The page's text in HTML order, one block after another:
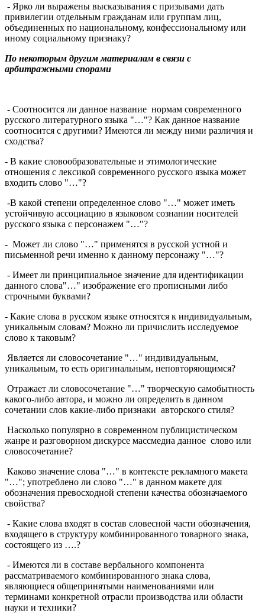
- Ярко ли выражены высказывания с призывами дать
привилегии отдельным гражданам или группам лиц,
объединенных по национальному, конфессиональному или
иному социальному признаку?
По некоторым другим материалам в связи с
арбитражными спорами
- Соотносится ли данное название нормам современного
русского литературного языка "…"? Как данное название
соотносится с другими? Имеются ли между ними различия и
сходства?
- В какие словообразовательные и этимологические
отношения с лексикой современного русского языка может
входить слово "…"?
-В какой степени определенное слово "…" может иметь
устойчивую ассоциацию в языковом сознании носителей
русского языка с персонажем "…"?
- Может ли слово "…" применятся в русской устной и
письменной речи именно к данному персонажу "…"?
- Имеет ли принципиальное значение для идентификации
данного слова"…" изображение его прописными либо
строчными буквами?
- Какие слова в русском языке относятся к индивидуальным,
уникальным словам? Можно ли причислить исследуемое
слово к таковым?
Является ли словосочетание "…" индивидуальным,
уникальным, то есть оригинальным, неповторяющимся?
Отражает ли словосочетание "…" творческую самобытность
какого-либо автора, и можно ли определить в данном
сочетании слов какие-либо признаки авторского стиля?
Насколько популярно в современном публицистическом
жанре и разговорном дискурсе массмедиа данное слово или
словосочетание?
Каково значение слова "…" в контексте рекламного макета
"…"; употреблено ли слово "…" в данном макете для
обозначения превосходной степени качества обозначаемого
свойства?
- Какие слова входят в состав словесной части обозначения,
входящего в структуру комбинированного товарного знака,
состоящего из ….?
- Имеются ли в составе вербального компонента
рассматриваемого комбинированного знака слова,
являющиеся общепринятыми наименованиями или
терминами конкретной отрасли производства или области
науки и техники?